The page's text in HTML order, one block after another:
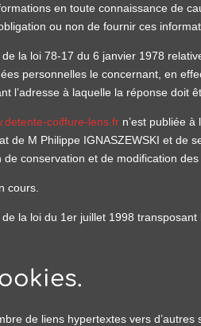
en toute connaissance de
ou non de fournir ces
la loi 78-17 du 6 janvier 1978
personnelles le concernant, en
l’adresse à laquelle la réponse doit
coiffure-lens.fr n’est publiée
de M Philippe IGNASZEWSKI et de
conservation et de modification
cours.
la loi du 1er juillet 1998
de liens hypertextes vers d’autres